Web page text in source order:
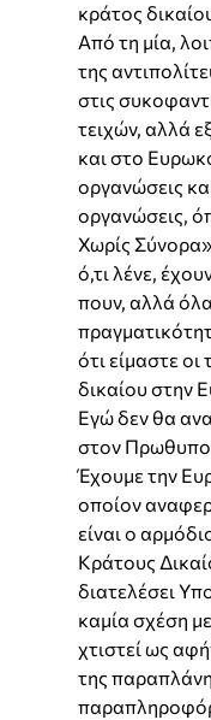
κράτος
Από τη μία,
της
στις
τειχών, αλλά
και στο
οργανώσεις
οργανώσεις,
Χωρίς Σύνορα»
ό,τι λένε,
πουν, αλλά
ότι είμαστε
δικαίου στην
Εγώ δεν θα
στον
Έχουμε την
οποίον
είναι ο
Κράτους
διατελέσει
καμία σχέση
χτιστεί ως
της